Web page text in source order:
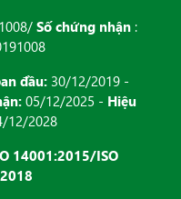
Số chứng nhận :
đầu: 30/12/2019 -
05/12/2025 - Hiệu
12/2028
14001:2015/ISO